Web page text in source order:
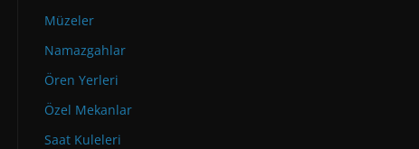
Müzeler
Namazgahlar
Ören Yerleri
Özel Mekanlar
Saat Kuleleri